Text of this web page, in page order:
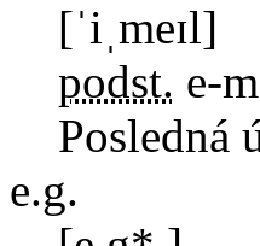
[ˈiˌmeɪl]
podst. e-
Posledná
e.g.